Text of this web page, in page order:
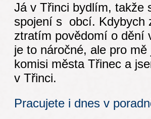
Já v Třinci bydlím, takže
spojení s obcí. Kdybych
ztratím povědomí o dění
je to náročné, ale pro
komisi města Třinec a
v Třinci.
Pracujete i dnes v